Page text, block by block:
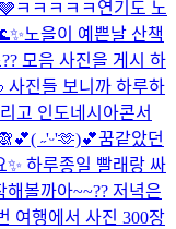
ㅋㅋㅋㅋㅋ 연기도 노
노을이 예쁜날 산책
모음 사진을 게시 하
사진들 보니까 하루하
고 인도네시아콘서
( ˶'ᵕ'🫶)💕꿈같았던
하루종일 빨래랑 싸
볼까아~~?? 저녁은
여행에서 사진 300장